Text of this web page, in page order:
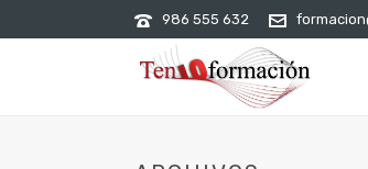
986 555 632